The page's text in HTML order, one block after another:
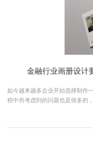
金融行业画册设计
如今越来越多企业开始选择制作
程中所考虑到的问题也是很多的